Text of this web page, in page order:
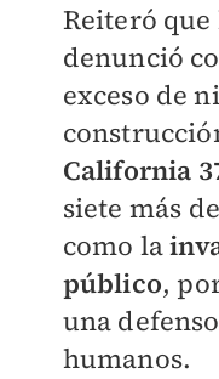
Reiteró
denunció
exceso de
California
siete más
como la
público,
una
humanos.